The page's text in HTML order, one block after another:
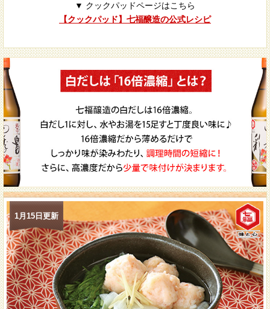
▼ クックパッドページはこちら
【クックパッド】七福醸造の公式レシピ
1月15日更新